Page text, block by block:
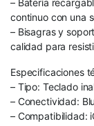
continuo con una
– Bisagras y
calidad para
Especificaciones
– Tipo: Teclado
– Conectividad:
– Compatibilidad: